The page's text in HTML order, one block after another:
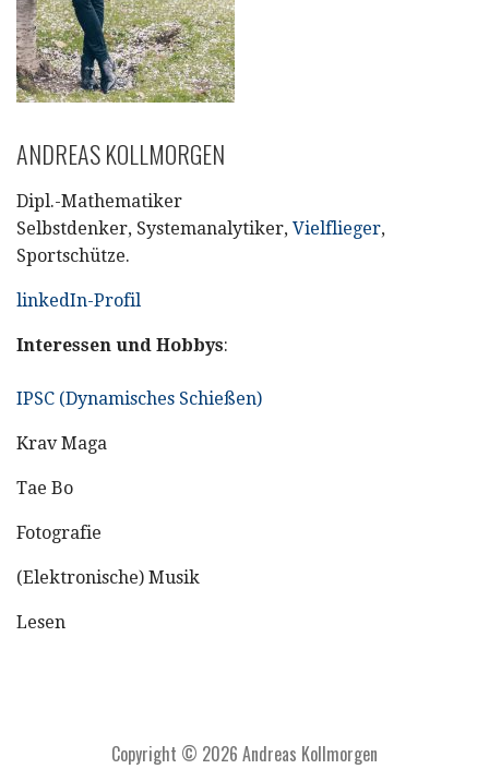
ANDREAS KOLLMORGEN
Dipl.-Mathematiker
Selbstdenker, Systemanalytiker, Vielflieger,
Sportschütze.
linkedIn-Profil
Interessen und Hobbys:
IPSC (Dynamisches Schießen)
Krav Maga
Tae Bo
Fotografie
(Elektronische) Musik
Lesen
Copyright © 2026 Andreas Kollmorgen